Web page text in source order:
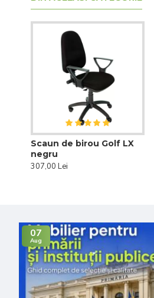
Scaun de birou Golf LX
negru
307,00 Lei
07
Aug